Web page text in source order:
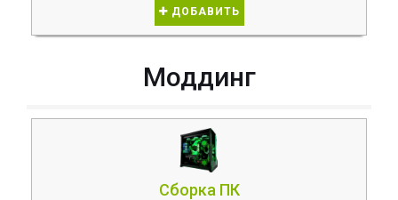
ДОБАВИТЬ
Моддинг
Сборка ПК